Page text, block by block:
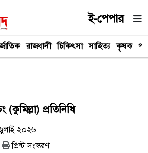
ই-পেপার
রাজধানী চিকিৎসা সাহিত্য কৃষক
(কুমিল্লা) প্রতিনিধি
২০২৬
প্রিন্ট সংস্করণ